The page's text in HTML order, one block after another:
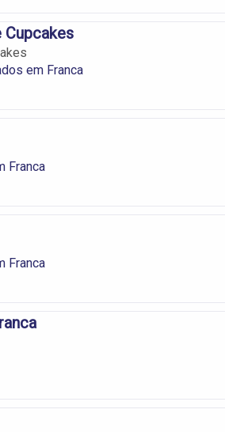
em Franca
Franca
Franca